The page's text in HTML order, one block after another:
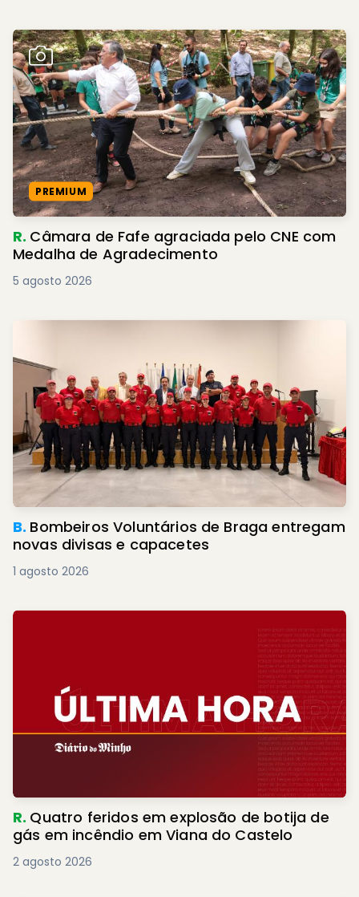
PREMIUM
R. Câmara de Fafe agraciada pelo CNE com
Medalha de Agradecimento
5 agosto 2026
B. Bombeiros Voluntários de Braga entregam
novas divisas e capacetes
1 agosto 2026
R. Quatro feridos em explosão de botija de
gás em incêndio em Viana do Castelo
2 agosto 2026